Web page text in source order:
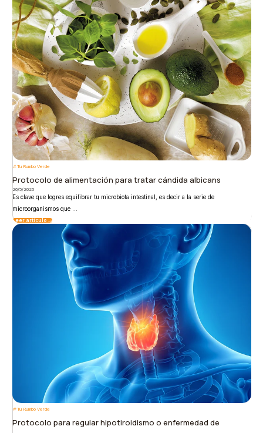
Tu Rumbo Verde
Protocolo de alimentación para tratar cándida albicans
26/5/2026
Es clave que logres equilibrar tu microbiota intestinal, es decir a la serie de
microorganismos que ...
Leer artículo
Tu Rumbo Verde
Protocolo para regular hipotiroidismo o enfermedad de